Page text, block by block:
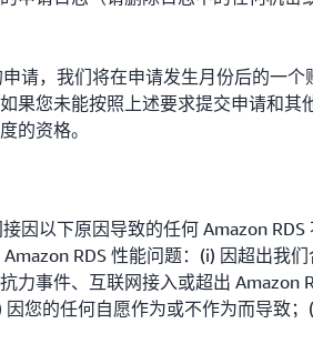
请，我们将在申请发生月份后的一个
果您未能按照上述要求提交申请和其
的资格。
因以下原因导致的任何 Amazon RDS
RDS 性能问题：(i) 因超出我
力事件、互联网接入或超出 Amazon
您的任何自愿作为或不作为而导致；